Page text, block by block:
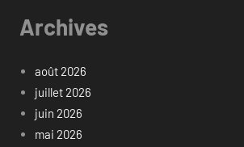
Archives
août 2026
juillet 2026
juin 2026
mai 2026